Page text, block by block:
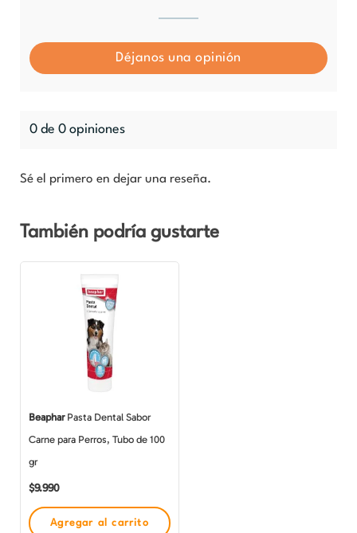
Déjanos una opinión
0 de 0 opiniones
Sé el primero en dejar una reseña.
También podría gustarte
BeapharPasta Dental Sabor
Carne para Perros, Tubo de 100
gr
$9.990
Agregar al carrito